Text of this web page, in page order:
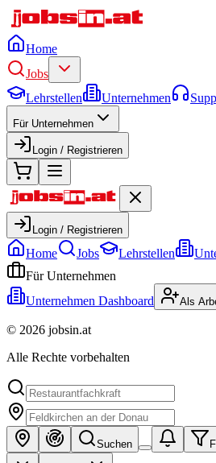
Home
Jobs
Lehrstellen
Unternehmen
Für Unternehmen
Login / Registrieren
Login / Registrieren
Home Jobs Lehrstellen
Für Unternehmen
Unternehmen Dashboard
Als
© 2026 jobsin.at
Alle Rechte vorbehalten
Suchen